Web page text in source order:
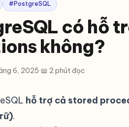
#PostgreSQL
có hỗ
không?
6, 2025·📖 2 phút đọc
hỗ trợ cả stored
.